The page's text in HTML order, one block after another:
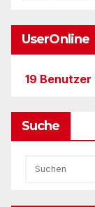
UserOnline
19 Benutzer
Suche